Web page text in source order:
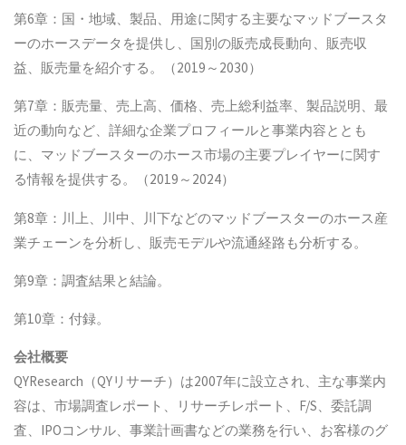
第6章：国・地域、製品、用途に関する主要なマッドブースタ
ーのホースデータを提供し、国別の販売成長動向、販売収
益、販売量を紹介する。（2019～2030）
第7章：販売量、売上高、価格、売上総利益率、製品説明、最
近の動向など、詳細な企業プロフィールと事業内容ととも
に、マッドブースターのホース市場の主要プレイヤーに関す
る情報を提供する。（2019～2024）
第8章：川上、川中、川下などのマッドブースターのホース産
業チェーンを分析し、販売モデルや流通経路も分析する。
第9章：調査結果と結論。
第10章：付録。
会社概要
QYResearch（QYリサーチ）は2007年に設立され、主な事業内
容は、市場調査レポート、リサーチレポート、F/S、委託調
査、IPOコンサル、事業計画書などの業務を行い、お客様のグ